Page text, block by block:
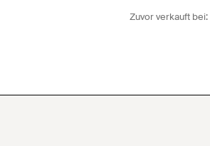
Zuvor verkauft bei: